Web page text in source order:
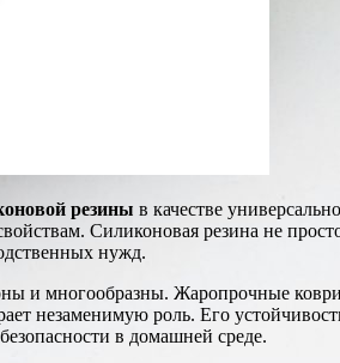
резины в качестве
Силиконовая резина не
нужд.
и многообразны. Жаропрочные
незаменимую роль. Его
в домашней среде.